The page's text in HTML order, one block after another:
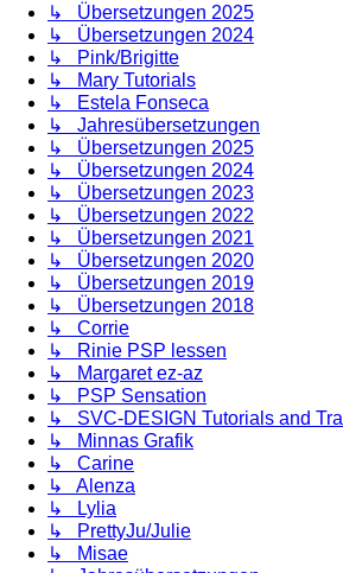
↳ Übersetzungen 2025
↳ Übersetzungen 2024
↳ Pink/Brigitte
↳ Mary Tutorials
↳ Estela Fonseca
↳ Jahresübersetzungen
↳ Übersetzungen 2025
↳ Übersetzungen 2024
↳ Übersetzungen 2023
↳ Übersetzungen 2022
↳ Übersetzungen 2021
↳ Übersetzungen 2020
↳ Übersetzungen 2019
↳ Übersetzungen 2018
↳ Corrie
↳ Rinie PSP lessen
↳ Margaret ez-az
↳ PSP Sensation
↳ SVC-DESIGN Tutorials and
↳ Minnas Grafik
↳ Carine
↳ Alenza
↳ Lylia
↳ PrettyJu/Julie
↳ Misae